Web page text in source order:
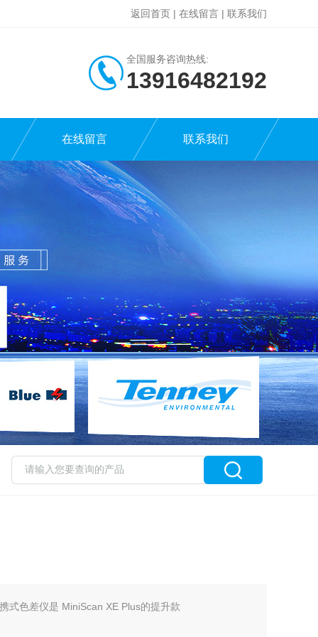
返回首页 | 在线留言 | 联系我们
全国服务咨询热线:
13916482192
在线留言 联系我们
式色差仪是 MiniScan XE Plus的提升款